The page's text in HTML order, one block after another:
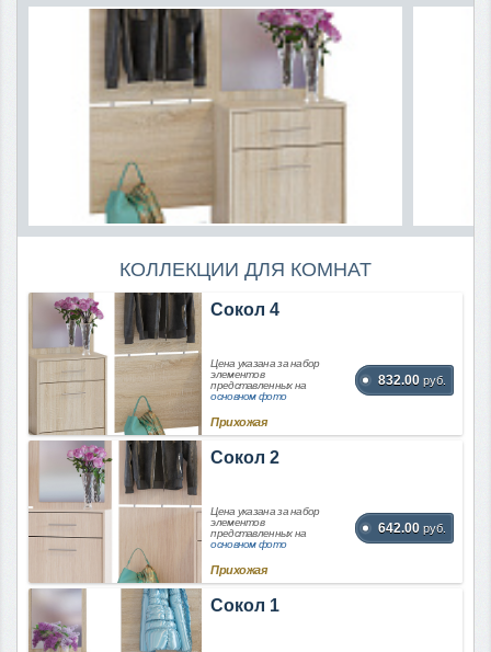
КОЛЛЕКЦИИ ДЛЯ КОМНАТ
Сокол 4
Цена указана за набор
элементов
представленных на
основном фото
832.00 руб.
Прихожая
Сокол 2
Цена указана за набор
элементов
представленных на
основном фото
642.00 руб.
Прихожая
Сокол 1